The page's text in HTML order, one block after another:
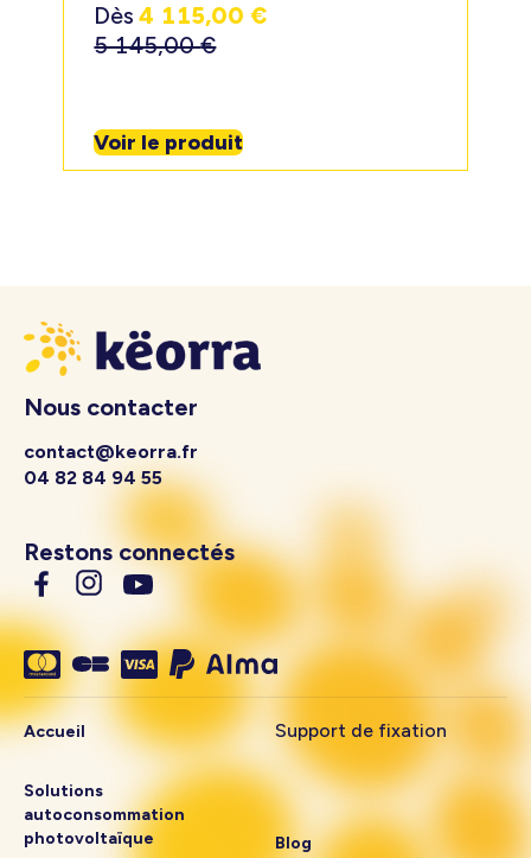
Dès 4 115,00€
5 145,00€
Voir le produit
Nous contacter
contact@keorra.fr
04 82 84 94 55
Restons connectés
Accueil
Solutions
autoconsommation
photovoltaïque
Support de fixation
Blog